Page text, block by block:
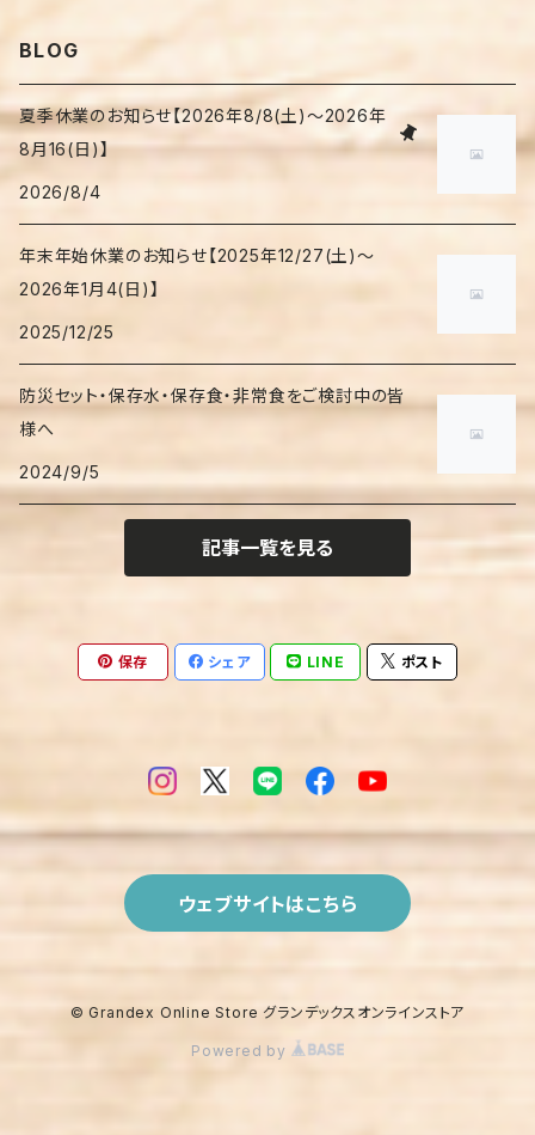
BLOG
夏季休業のお知らせ【2026年8/8(土)～2026年
8月16(日)】
2026/8/4
年末年始休業のお知らせ【2025年12/27(土)～
2026年1月4(日)】
2025/12/25
防災セット・保存水・保存食・非常食をご検討中の皆
様へ
2024/9/5
記事一覧を見る
保存 シェア LINE ポスト
ウェブサイトはこちら
© Grandex Online Store グランデックスオンラインストア
Powered by